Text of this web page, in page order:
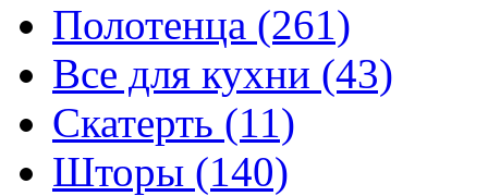
Полотенца (261)
Все для кухни (43)
Скатерть (11)
Шторы (140)